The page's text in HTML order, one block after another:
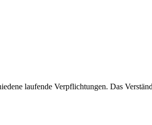
laufende Verpflichtungen. Das